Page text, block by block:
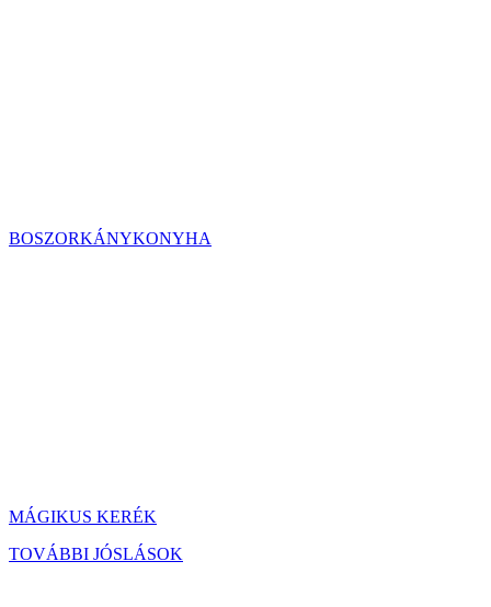
BOSZORKÁNYKONYHA
MÁGIKUS KERÉK
TOVÁBBI JÓSLÁSOK